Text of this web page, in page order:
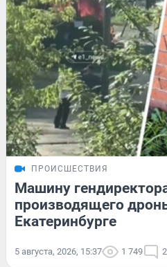
ПРОИСШЕСТВИЯ
Машину
производящего
Екатеринбурге
5 августа, 2026, 15:37 1 749